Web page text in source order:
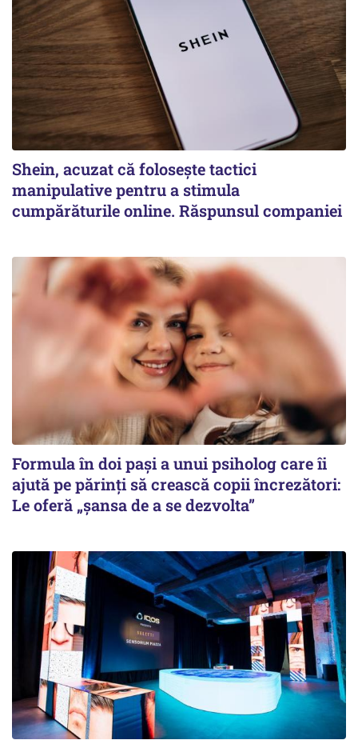
Shein, acuzat că folosește tactici
manipulative pentru a stimula
cumpărăturile online. Răspunsul companiei
Formula în doi pași a unui psiholog care îi
ajută pe părinți să crească copii încrezători:
Le oferă „șansa de a se dezvolta”